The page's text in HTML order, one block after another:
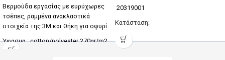
Βερμούδα εργασίας με ευρύχωρες
τσέπες, ραμμένα ανακλαστικά
στοιχεία της 3Μ και θήκη για σφυρί.
Ύφασμα : cotton/polyester 270gr/m2
με κέλυφος 2:6000 PE/oxford/PU
20319001
Κατάσταση:
Νέο προϊόν
Χρώμα: Μπλε